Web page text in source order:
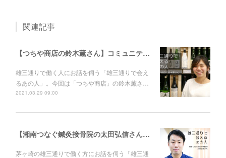
関連記事
【つちや商店の鈴木薫さん】コミュニティスペース“かどうち”で茅ヶ崎を盛り上げたい！ クラウドファンディングに挑戦する創業63年目の酒屋。
雄三通りで働く人にお話を伺う「雄三通りで会え
るあの人」。今回は「つちや商店」の鈴木薫さ…
2021.03.29 09:00
【湘南つなぐ鍼灸接骨院の太田弘信さん】「最初に相談できる場所でありたい。」鍼灸、接骨院、トレーナーの3役を担う。
茅ヶ崎の雄三通りで働く方にお話を伺う「雄三通